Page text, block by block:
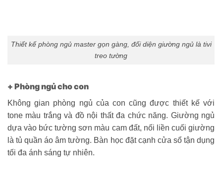
Thiết kế phòng ngủ master gọn gàng, đối diện giường ngủ là tivi
treo tường
+ Phòng ngủ cho con
Không gian phòng ngủ của con cũng được thiết kế với
tone màu trắng và đồ nội thất đa chức năng. Giường ngủ
dựa vào bức tường sơn màu cam đất, nối liền cuối giường
là tủ quần áo âm tường. Bàn học đặt cạnh cửa sổ tận dụng
tối đa ánh sáng tự nhiên.